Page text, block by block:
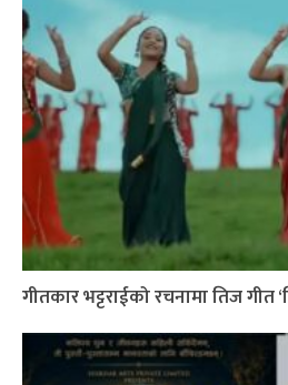
गीतकार भट्टराईको रचनामा तिज गीत